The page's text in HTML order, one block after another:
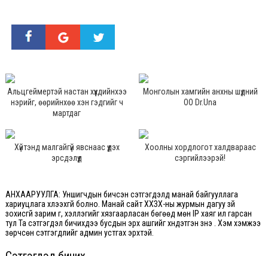
Альцгеймертэй настан хүүхдийнхээ
нэрийг, өөрийнхөө хэн гэдгийг ч
мартдаг
Монголын хамгийн анхны шүдний
ОО Dr.Una
Хүйтэнд малгайгүй явснаас үүдэх
эрсдэлүүд
Хоолны хордлогот халдвараас
сэргийлээрэй!
АНХААРУУЛГА: Уншигчдын бичсэн сэтгэгдэлд манай байгууллага
хариуцлага хүлээхгүй болно. Манай сайт ХХЗХ-ны журмын дагуу зүй
зохисгүй зарим үг, хэллэгийг хязгаарласан бөгөөд мөн IP хаяг ил гарсан
тул Та сэтгэгдэл бичихдээ бусдын эрх ашгийг хүндэтгэн үзнэ үү. Хэм хэмжээ
зөрчсөн сэтгэгдлийг админ устгах эрхтэй.